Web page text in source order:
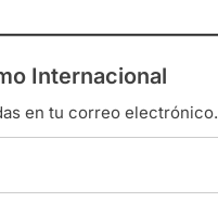
Internacional
en tu correo electrónico.